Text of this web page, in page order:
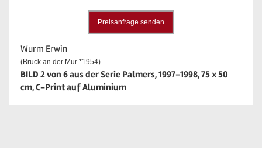
Preisanfrage senden
Wurm Erwin
(Bruck an der Mur *1954)
BILD 2 von 6 aus der Serie Palmers, 1997-1998, 75 x 50
cm, C-Print auf Aluminium